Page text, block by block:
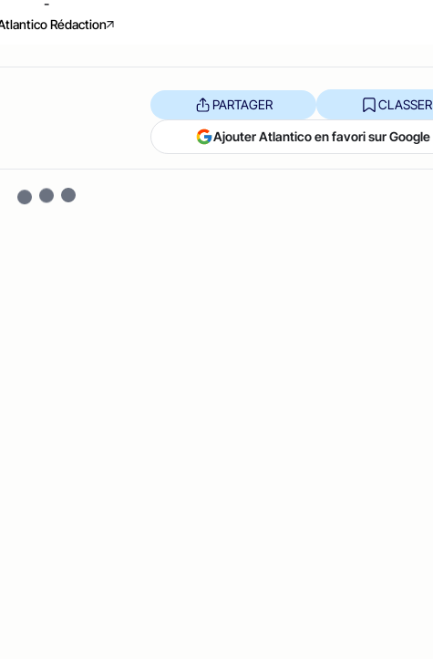
Rédaction
PARTAGER CLASSER
Ajouter Atlantico en favori sur Google